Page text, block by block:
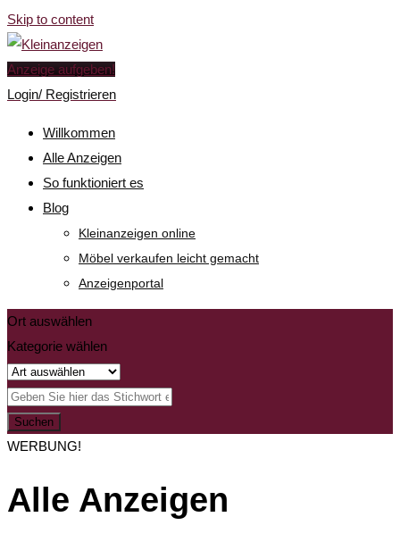
Skip to content
Anzeige aufgeben!
Login/ Registrieren
Willkommen
Alle Anzeigen
So funktioniert es
Blog
Kleinanzeigen online
Möbel verkaufen leicht gemacht
Anzeigenportal
Ort auswählen
Kategorie wählen
Suchen
WERBUNG!
Alle Anzeigen